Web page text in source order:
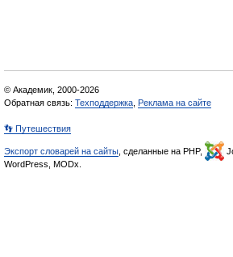
© Академик, 2000-2026
Обратная связь: Техподдержка Реклама на сайте
👣 Путешествия
Экспорт словарей на сайты , сделанные на PHP,
WordPress, MODx.